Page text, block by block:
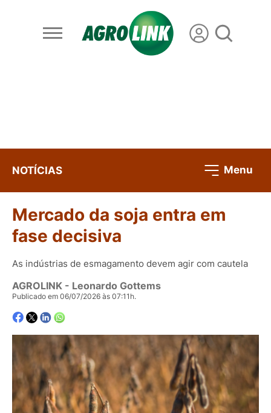
NOTÍCIAS Menu
Mercado da soja entra em
fase decisiva
As indústrias de esmagamento devem agir com cautela
AGROLINK - Leonardo Gottems
Publicado em 06/07/2026 às 07:11h.